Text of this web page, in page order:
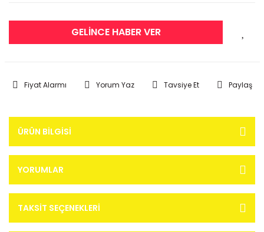
GELİNCE HABER VER
Fiyat Alarmı Yorum Yaz Tavsiye Et Paylaş
ÜRÜN BILGISI
YORUMLAR
TAKSIT SEÇENEKLERI